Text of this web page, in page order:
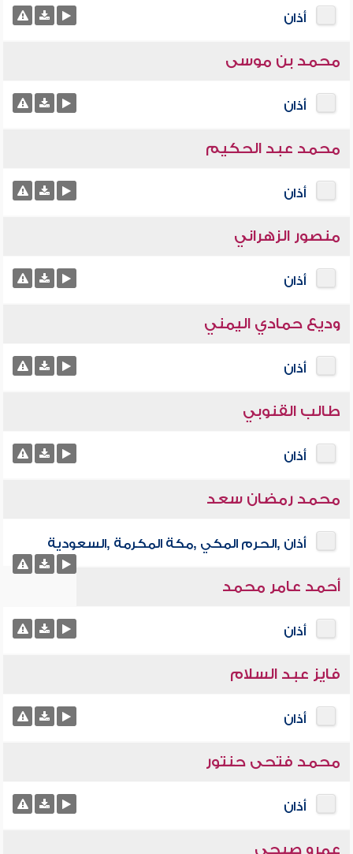
أذان
محمد بن موسى
أذان
محمد عبد الحكيم
أذان
منصور الزهراني
أذان
وديع حمادي اليمني
أذان
طالب القنوبي
أذان
محمد رمضان سعد
أذان ,الحرم المكي ,مكة المكرمة ,السعودية
أحمد عامر محمد
أذان
فايز عبد السلام
أذان
محمد فتحى حنتور
أذان
عمرو صبحي